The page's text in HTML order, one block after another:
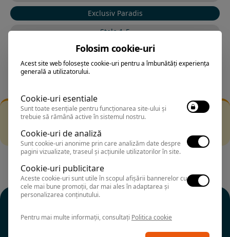
Exclusiv Paradis
Stele 1-5
Stele 5-1
Filtrarea nu a returnat niciun rezultat
alte fitre.
Folosim cookie-uri
Acest site web folosește cookie-uri pentru a îmbunătăți experiența
generală a utilizatorului.
Cookie-uri esentiale
Sunt toate esențiale pentru funcționarea site-ului și
trebuie să rămână active în sistemul nostru.
Cookie-uri de analiză
Sunt cookie-uri anonime prin care analizăm date despre
pagini vizualizate, traseul și acțiunile utilizatorilor în site.
Cookie-uri publicitare
Aceste cookie-uri sunt utile în scopul afișării bannerelor cu
cele mai bune promoții, dar mai ales în adaptarea și
personalizarea conținutului.
Pentru mai multe informații, consultați Politica cookie